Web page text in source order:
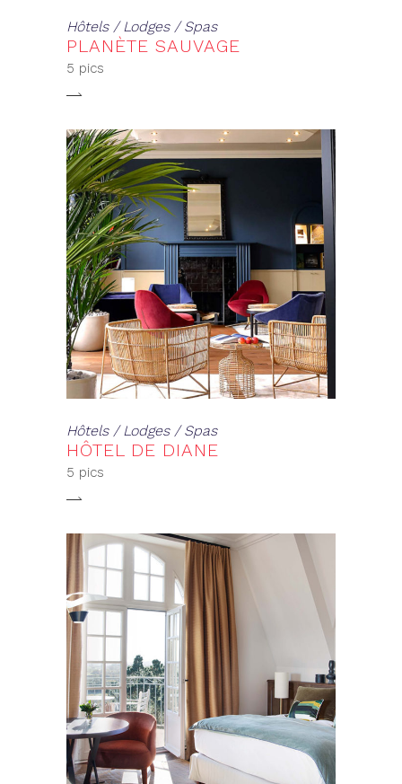
Hôtels / Lodges / Spas
PLANÈTE SAUVAGE
5 pics
Hôtels / Lodges / Spas
HÔTEL DE DIANE
5 pics